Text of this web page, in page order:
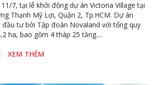
11/7, tại lễ khởi động dự án Victoria Village tại
Thạnh Mỹ Lợi, Quận 2, Tp.HCM. Dự án
tư bởi Tập đoàn Novaland với tổng quy
ha, bao gồm 4 tháp 25 tầng....
XEM THÊM